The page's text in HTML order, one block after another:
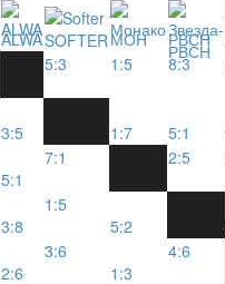
ALWASOFTER МОН РВСН
5:3 1:5 8:3
3:5 1:7 5:1
5:1
7:1 2:5
3:8
1:5
5:2
2:6
3:6
1:3
4:6